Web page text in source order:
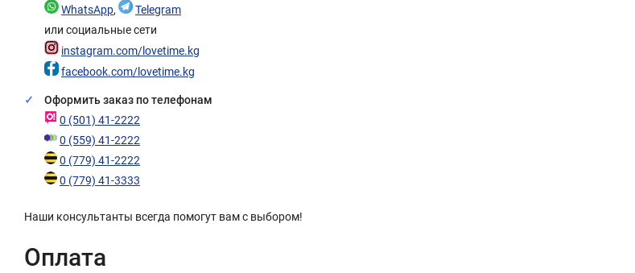
WhatsApp,
Telegram
или социальные сети
instagram.com/lovetime.kg
facebook.com/lovetime.kg
Оформить заказ по телефонам
0 (501) 41-2222
0 (559) 41-2222
0 (779) 41-2222
0 (779) 41-3333
Наши консультанты всегда помогут вам с выбором!
Оплата